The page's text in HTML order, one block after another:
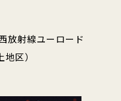
放射線ユーロード
区）